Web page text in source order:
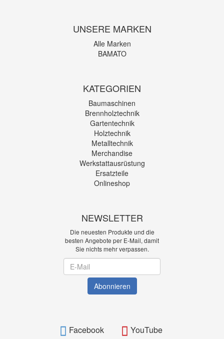
UNSERE MARKEN
Alle Marken
BAMATO
KATEGORIEN
Baumaschinen
Brennholztechnik
Gartentechnik
Holztechnik
Metalltechnik
Merchandise
Werkstattausrüstung
Ersatzteile
Onlineshop
NEWSLETTER
Die neuesten Produkte und die
besten Angebote per E-Mail, damit
Sie nichts mehr verpassen.
Abonnieren
Facebook YouTube